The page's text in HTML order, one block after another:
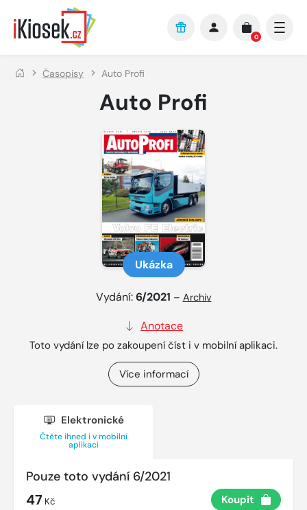
Přejít na hlavní obsah
0
Časopisy Auto Profi
Auto Profi
Ukázka
Vydání:6/2021 – Archiv
Anotace
Toto vydání lze po zakoupení číst i v mobilní aplikaci.
Více informací
Elektronické
Čtěte ihned i v mobilní
aplikaci
Pouze toto vydání 6/2021
47 Kč Koupit